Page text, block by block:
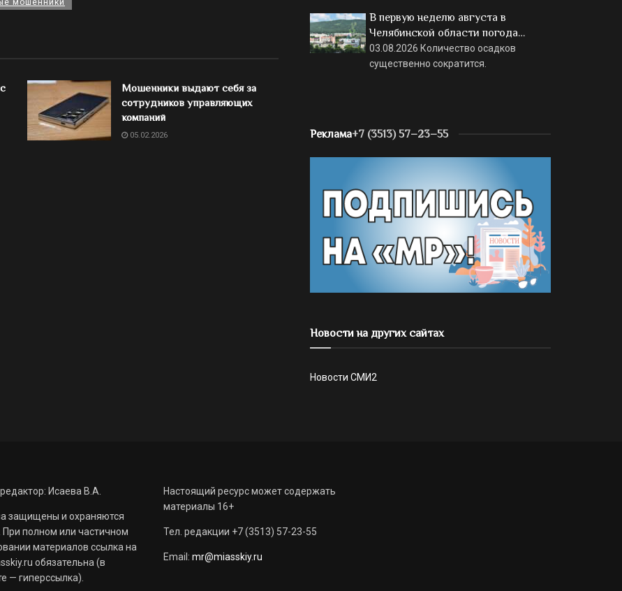
Мошенники выдают себя за
сотрудников управляющих
компаний
05.02.2026
В первую неделю августа в
Челябинской области погода…
03.08.2026 Количество осадков
существенно сократится.
Реклама+7 (3513) 57–23–55
Новости на других сайтах
Новости СМИ2
Исаева В.А.
защищены и охраняются
При полном или частичном
материалов ссылка на
обязательна (в
— гиперссылка).
Настоящий ресурс может содержать
материалы 16+
Тел. редакции +7 (3513) 57-23-55
Email: mr@miasskiy.ru